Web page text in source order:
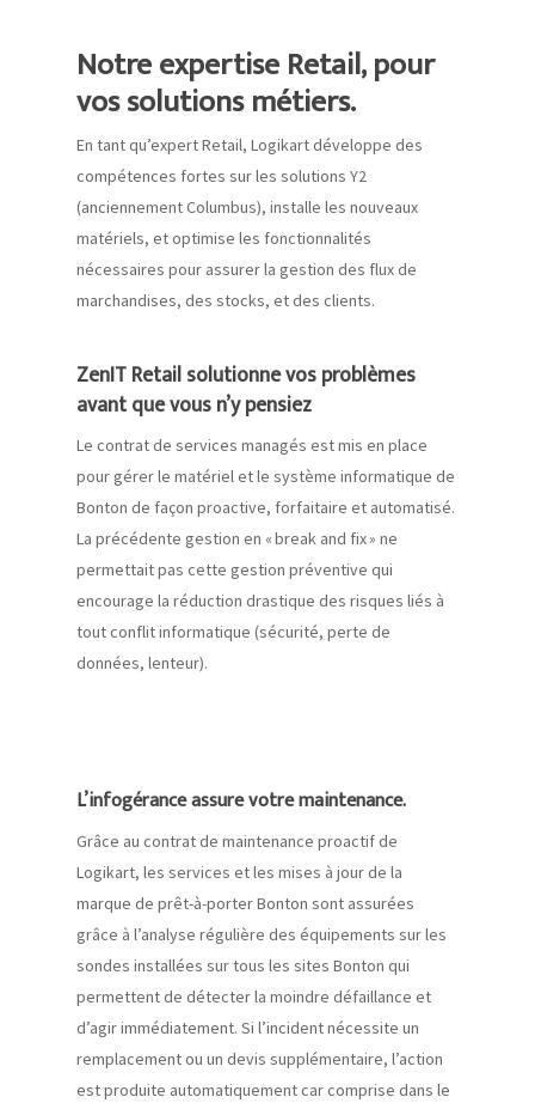
Notre expertise Retail, pour
vos solutions métiers.
En tant qu’expertRetail, Logikartdéveloppe des
compétences fortes sur les solutions Y2
(anciennement Columbus), installe les nouveaux
matériels, et optimise les fonctionnalités
nécessaires pour assurer la gestion des flux de
marchandises, des stocks, et des clients.
ZenIT Retail solutionne vos problèmes
avant que vous n’y pensiez
Le contrat de services managés est mis en place
pour gérer le matériel et le système informatique de
Bonton de façon proactive, forfaitaire et automatisé.
La précédente gestion en « break and fix » ne
permettait pas cette gestion préventive qui
encourage la réduction drastique des risques liés à
tout conflit informatique (sécurité, perte de
données, lenteur).
L’infogérance assure votre maintenance.
Grâce au contrat de maintenance proactif de
Logikart, les services et les mises à jourde la
marque de prêt-à-porterBonton sont assurées
grâce à l’analyse régulière des équipements sur les
sondes installées sur tous les sites Bonton qui
permettent de détecter la moindre défaillance et
d’agir immédiatement. Si l’incident nécessite un
remplacement ou un devis supplémentaire, l’action
est produite automatiquement car comprise dans le